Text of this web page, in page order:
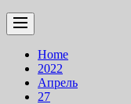
Home
2022
Апрель
27